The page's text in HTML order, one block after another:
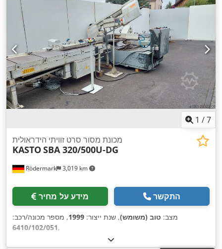
1 /7
Rödermark 3,019 km
מכונת מסור סרט זוויתי הידראולית
KASTOSBA 320/500U-DG
מידע על מחיר התקשר
מצב: טוב (משומש), שנת ייצור: 1999, מספר מכונה/רכב:
6410/102/051,